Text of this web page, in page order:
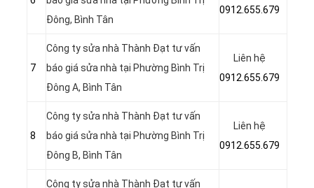
Đông, Bình Tân
0912.655.679
7
Công ty sửa nhà Thành Đạt tư vấn
báo giá sửa nhà tại Phường Bình Trị
Đông A, Bình Tân
Liên hệ
0912.655.679
8
Công ty sửa nhà Thành Đạt tư vấn
báo giá sửa nhà tại Phường Bình Trị
Đông B, Bình Tân
Liên hệ
0912.655.679
Công ty sửa nhà Thành Đạt tư vấn